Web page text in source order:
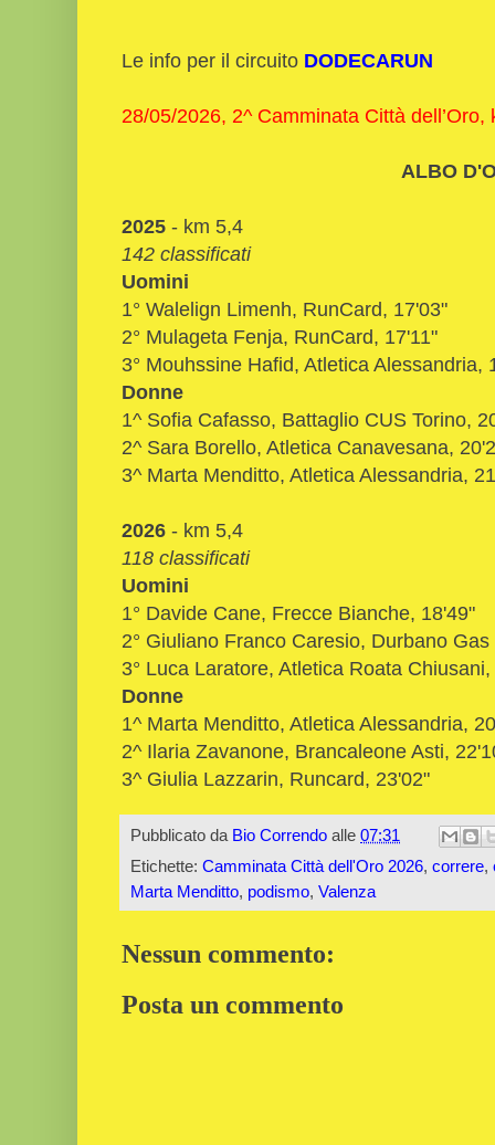
Le info per il circuito DODECARUN
28/05/2026, 2^ Camminata Città
ALBO
2025 - km 5,4
142 classificati
Uomini
1° Walelign Limenh, RunCard, 17'03"
2° Mulageta Fenja, RunCard, 17'11"
3° Mouhssine Hafid, Atletica Alessandria,
Donne
1^ Sofia Cafasso, Battaglio CUS Torino,
2^ Sara Borello, Atletica Canavesana,
3^ Marta Menditto, Atletica Alessandria,
2026 - km 5,4
118 classificati
Uomini
1° Davide Cane, Frecce Bianche, 18'49"
2° Giuliano Franco Caresio, Durbano
3° Luca Laratore, Atletica Roata
Donne
1^ Marta Menditto, Atletica Alessandria,
2^ Ilaria Zavanone, Brancaleone Asti,
3^ Giulia Lazzarin, Runcard, 23'02"
Pubblicato da Bio Correndo alle 07:31
Etichette: Camminata Città dell'Oro 2026, correre,
Marta Menditto, podismo, Valenza
Nessun commento:
Posta un commento